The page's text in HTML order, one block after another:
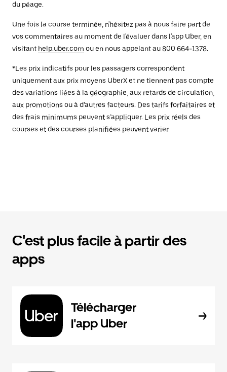
du péage.
Une fois la course terminée, n'hésitez pas à nous faire part de
vos commentaires au moment de l'évaluer dans l'app Uber, en
visitant help.uber.com ou en nous appelant au 800 664-1378.
*Les prix indicatifs pour les passagers correspondent
uniquement aux prix moyens UberX et ne tiennent pas compte
des variations liées à la géographie, aux retards de circulation,
aux promotions ou à d’autres facteurs. Des tarifs forfaitaires et
des frais minimums peuvent s’appliquer. Les prix réels des
courses et des courses planifiées peuvent varier.
C'est plus facile à partir des
apps
Télécharger
l'app Uber